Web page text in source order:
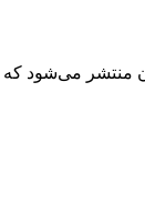
منتشر می‌شود که